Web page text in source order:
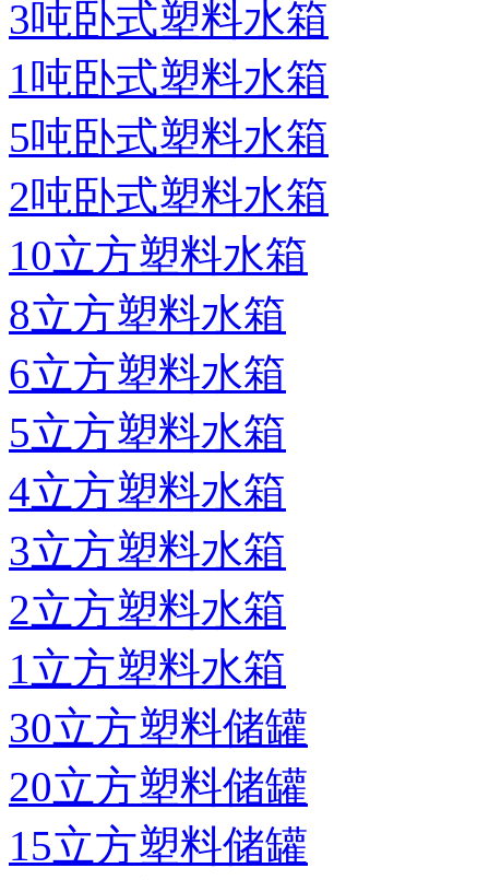
3吨卧式塑料水箱
1吨卧式塑料水箱
5吨卧式塑料水箱
2吨卧式塑料水箱
10立方塑料水箱
8立方塑料水箱
6立方塑料水箱
5立方塑料水箱
4立方塑料水箱
3立方塑料水箱
2立方塑料水箱
1立方塑料水箱
30立方塑料储罐
20立方塑料储罐
15立方塑料储罐